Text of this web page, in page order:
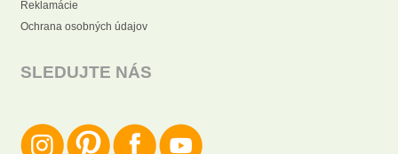
Reklamácie
Ochrana osobných údajov
SLEDUJTE NÁS